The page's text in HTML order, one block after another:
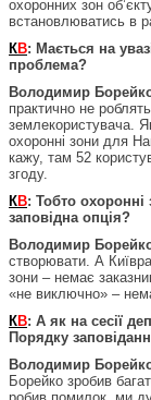
охоронних зон
встановлюватись в
КВ: Мається на
проблема?
Володимир
практично не
землекористувача.
охоронні зони для
кажу, там 52
згоду.
КВ: Тобто охоронні
заповідна опція?
Володимир
створювати. А
зони – немає
«не виключно» –
КВ: А як на сесії
Порядку
Володимир
Борейко зробив